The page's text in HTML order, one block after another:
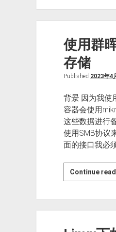
使用群
存储
Published 2023年4
背景 因为我使
容器会使用
这些数据进行
使用SMB协议
面的接口我必
Continue